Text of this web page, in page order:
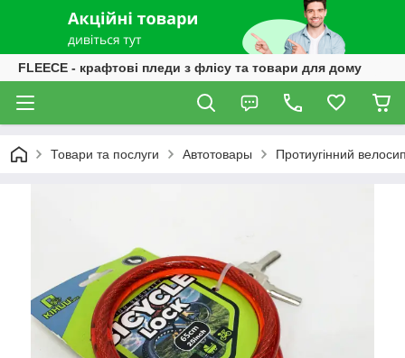
FLEECE - крафтові пледи з флісу та товари для дому
Товари та послуги Автотовары Протиугінний